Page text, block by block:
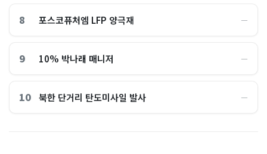
8 포스코퓨처엠 LFP 양극재 ―
9 10% 박나래 매니저 ―
10 북한 단거리 탄도미사일 발사 ―